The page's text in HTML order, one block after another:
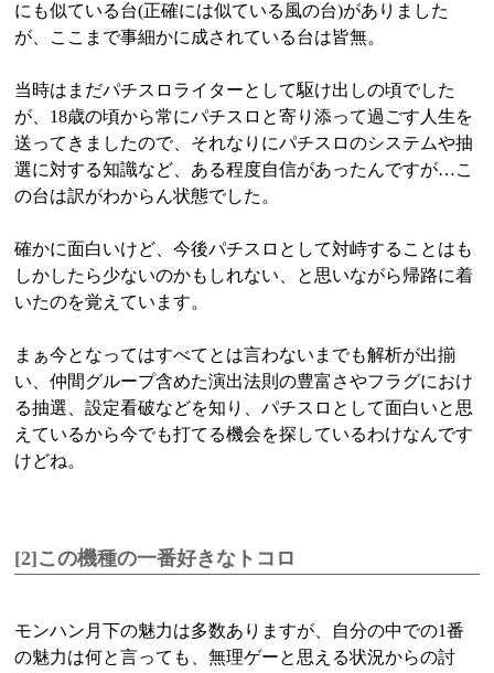
にも似ている台(正確には似ている風の台)がありました
が、ここまで事細かに成されている台は皆無。
当時はまだパチスロライターとして駆け出しの頃でした
が、18歳の頃から常にパチスロと寄り添って過ごす人生を
送ってきましたので、それなりにパチスロのシステムや抽
選に対する知識など、ある程度自信があったんですが…こ
の台は訳がわからん状態でした。
確かに面白いけど、今後パチスロとして対峙することはも
しかしたら少ないのかもしれない、と思いながら帰路に着
いたのを覚えています。
まぁ今となってはすべてとは言わないまでも解析が出揃
い、仲間グループ含めた演出法則の豊富さやフラグにおけ
る抽選、設定看破などを知り、パチスロとして面白いと思
えているから今でも打てる機会を探しているわけなんです
けどね。
[2]この機種の一番好きなトコロ
モンハン月下の魅力は多数ありますが、自分の中での1番
の魅力は何と言っても、無理ゲーと思える状況からの討